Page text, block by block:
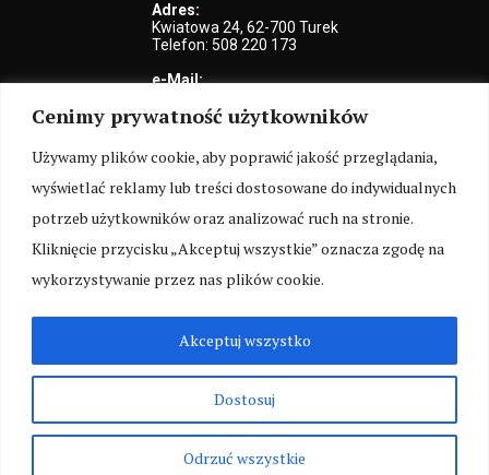
Cenimy prywatność użytkowników
Używamy plików cookie, aby poprawić jakość przeglądania,
wyświetlać reklamy lub treści dostosowane do indywidualnych
potrzeb użytkowników oraz analizować ruch na stronie.
Kliknięcie przycisku „Akceptuj wszystkie” oznacza zgodę na
wykorzystywanie przez nas plików cookie.
Dostosuj
Odrzuć wszystkie
Akceptuj wszystko
Adres:
Kwiatowa 24, 62-700 Turek
Telefon: 508 220 173
e-Mail:
redakcja@iturek.net
reklama@iturek.net
MENU
Redakcja Polityka prywatności O nas Kontakt
SOCIAL MEDIA
ARCHIWUM
Poprzednia wersja serwisu
dostępna jest pod adresem:
old.iturek.net